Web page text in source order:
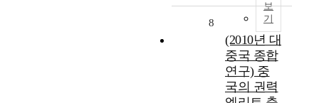
보
기
8
(2010년 대
중국 종합
연구) 중
국의 권력